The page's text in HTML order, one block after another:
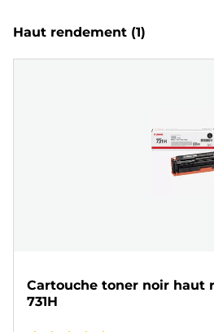
Haut rendement (1)
Cartouche toner noir haut
731H